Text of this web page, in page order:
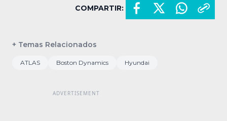
COMPARTIR:
+ Temas Relacionados
ATLAS Boston Dynamics Hyundai